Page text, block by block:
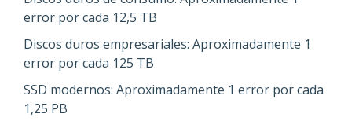
error por cada 12,5 TB
Discos duros empresariales: Aproximadamente 1
error por cada 125 TB
SSD modernos: Aproximadamente 1 error por cada
1,25 PB